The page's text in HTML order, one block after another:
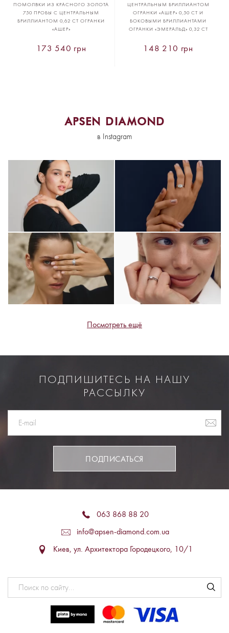
ПОМОЛВКИ ИЗ КРАСНОГО ЗОЛОТА
750 ПРОБЫ С ЦЕНТРАЛЬНЫМ
БРИЛЛИАНТОМ 0,62 CT ОГРАНКИ
«АШЕР»
173 540 грн
ЦЕНТРАЛЬНЫМ БРИЛЛИАНТОМ
ОГРАНКИ «АШЕР» 0,50 CT И
БОКОВЫМИ БРИЛЛИАНТАМИ
ОГРАНКИ «ЭМЕРАЛЬД» 0,32 CT
148 210 грн
APSEN DIAMOND
в Instagram
Посмотреть ещё
ПОДПИШИТЕСЬ НА НАШУ
РАССЫЛКУ
ПОДПИСАТЬСЯ
063 868 88 20
info@apsen-diamond.com.ua
Киев, ул. Архитектора Городецкого, 10/1